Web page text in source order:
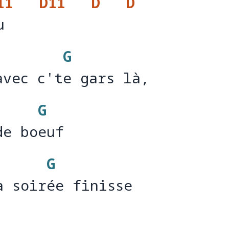
c't
G
e gars là
c'te gars là,
bo
G
eu
boeuf
soir
G
ée finisse
soirée finisse